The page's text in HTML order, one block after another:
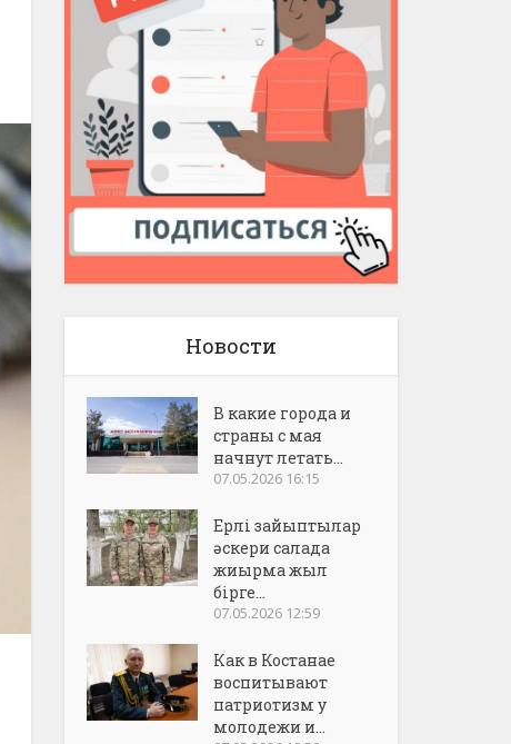
Новости
В какие города и
страны с мая
начнут летать...
07.05.2026 16:15
Ерлі зайыптылар
әскери салада
жиырма жыл
бірге...
07.05.2026 12:59
Как в Костанае
воспитывают
патриотизм у
молодежи и...